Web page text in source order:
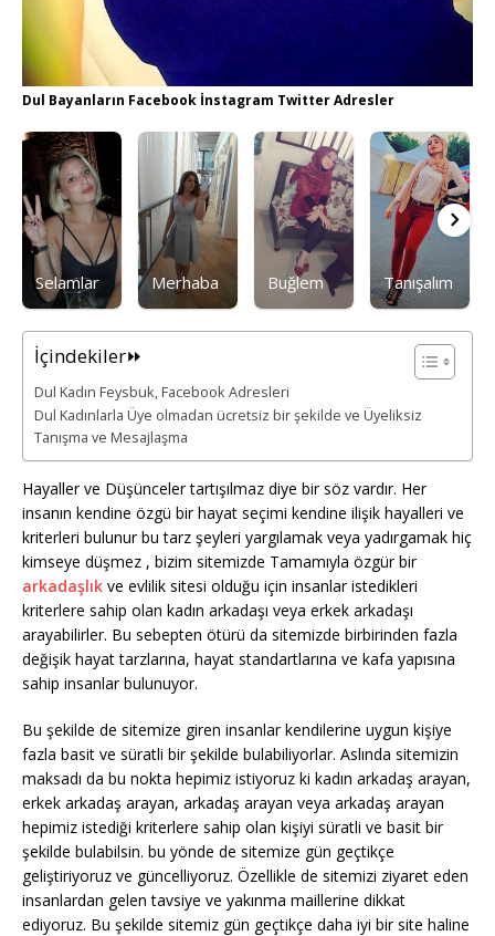
Dul Bayanların Facebook İnstagram Twitter Adresler
Selamlar Merhaba Buğlem Tanışalım
İçindekiler⏩
Dul Kadın Feysbuk, Facebook Adresleri
Dul Kadınlarla Üye olmadan ücretsiz bir şekilde ve Üyeliksiz
Tanışma ve Mesajlaşma
Hayaller ve Düşünceler tartışılmaz diye bir söz vardır. Her
insanın kendine özgü bir hayat seçimi kendine ilişik hayalleri ve
kriterleri bulunur bu tarz şeyleri yargılamak veya yadırgamak hiç
kimseye düşmez , bizim sitemizde Tamamıyla özgür bir
arkadaşlık ve evlilik sitesi olduğu için insanlar istedikleri
kriterlere sahip olan kadın arkadaşı veya erkek arkadaşı
arayabilirler. Bu sebepten ötürü da sitemizde birbirinden fazla
değişik hayat tarzlarına, hayat standartlarına ve kafa yapısına
sahip insanlar bulunuyor.
Bu şekilde de sitemize giren insanlar kendilerine uygun kişiye
fazla basit ve süratli bir şekilde bulabiliyorlar. Aslında sitemizin
maksadı da bu nokta hepimiz istiyoruz ki kadın arkadaş arayan,
erkek arkadaş arayan, arkadaş arayan veya arkadaş arayan
hepimiz istediği kriterlere sahip olan kişiyi süratli ve basit bir
şekilde bulabilsin. bu yönde de sitemize gün geçtikçe
geliştiriyoruz ve güncelliyoruz. Özellikle de sitemizi ziyaret eden
insanlardan gelen tavsiye ve yakınma maillerine dikkat
ediyoruz. Bu şekilde sitemiz gün geçtikçe daha iyi bir site haline